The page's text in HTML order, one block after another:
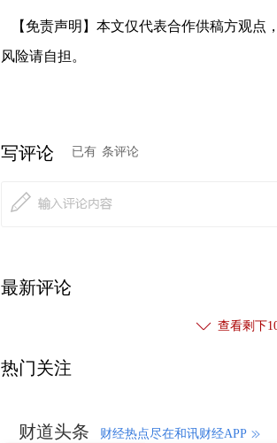
【免责声明】本文仅代表合作供稿方观点
风险请自担。
写评论 已有 0 条评论
财道头条